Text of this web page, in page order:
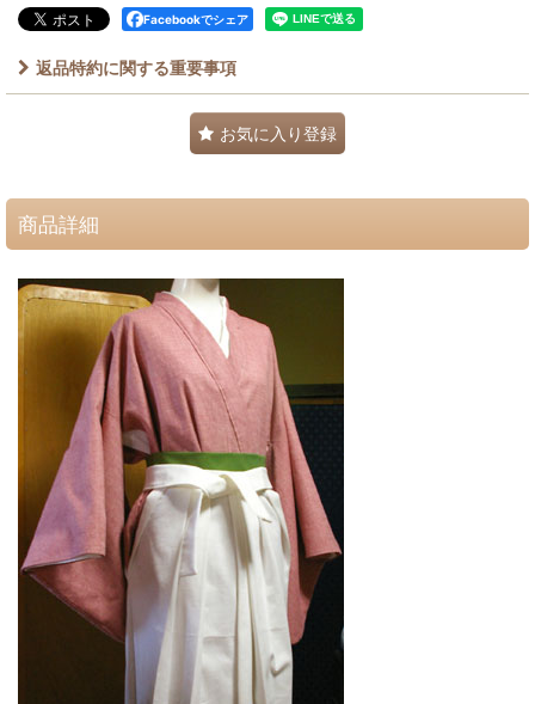
Facebookでシェア
返品特約に関する重要事項
お気に入り登録
商品詳細